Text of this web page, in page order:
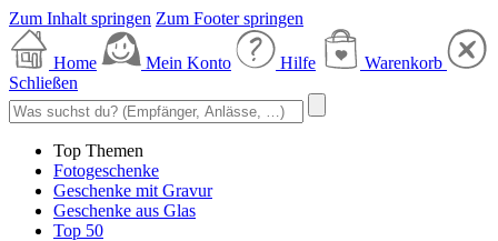
Zum Inhalt springen Zum Footer springen
Home Mein Konto Hilfe
Warenkorb
Schließen
Top Themen
Fotogeschenke
Geschenke mit Gravur
Geschenke aus Glas
Top 50